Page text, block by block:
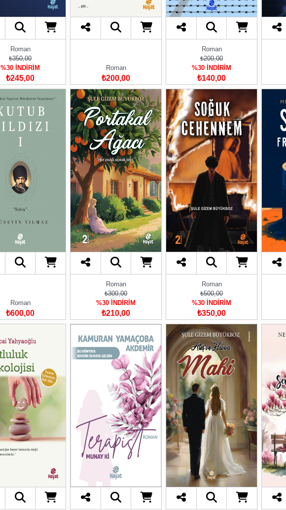
Roman
₺350,00
%30 İNDİRİM
₺245,00
Roman
₺200,00
Roman
₺200,00
%30 İNDİRİM
₺140,00
Roman
₺600,00
Roman
₺300,00
%30 İNDİRİM
₺210,00
Roman
₺500,00
%30 İNDİRİM
₺350,00